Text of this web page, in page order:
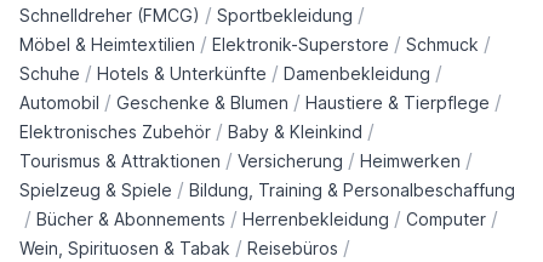
Schnelldreher (FMCG) / Sportbekleidung /
Möbel & Heimtextilien / Elektronik-Superstore / Schmuck /
Schuhe / Hotels & Unterkünfte / Damenbekleidung /
Automobil / Geschenke & Blumen / Haustiere & Tierpflege /
Elektronisches Zubehör / Baby & Kleinkind /
Tourismus & Attraktionen / Versicherung / Heimwerken /
Spielzeug & Spiele / Bildung, Training & Personalbeschaffung
/ Bücher & Abonnements / Herrenbekleidung / Computer /
Wein, Spirituosen & Tabak / Reisebüros /